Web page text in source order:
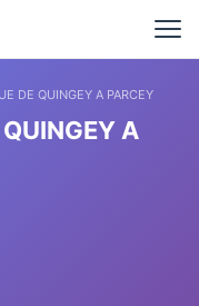
DE QUINGEY A PARCEY
QUINGEY A